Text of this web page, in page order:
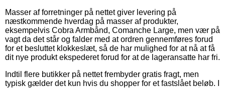
Masser af forretninger på nettet giver levering på
næstkommende hverdag på masser af produkter,
eksempelvis Cobra Armbånd, Comanche Large, men vær på
vagt da det står og falder med at ordren gennemføres forud
for et besluttet klokkeslæt, så de har mulighed for at nå at få
dit nye produkt ekspederet forud for at de lageransatte har fri.
Indtil flere butikker på nettet frembyder gratis fragt, men
typisk gælder det kun hvis du shopper for et fastslået beløb. I